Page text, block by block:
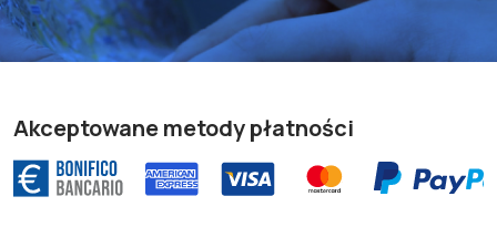
Akceptowane metody płatności